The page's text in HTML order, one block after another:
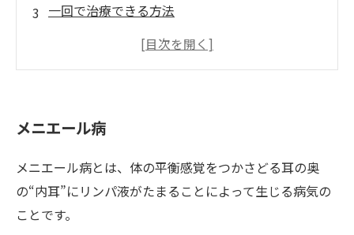
一回で治療できる方法
血流やリンパ液の流れを促進
ワイルドボディでリンパの詰まり解消
徳島・板野郡でメニエール病が一回で改善！
メニエール病の改善事例
深部からのアプローチで血流を改善する整体
メニエール病
メニエール病とは、体の平衡感覚をつかさどる耳の奥
の“内耳”にリンパ液がたまることによって生じる病気の
ことです。